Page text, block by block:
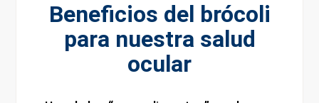
Beneficios del brócoli
para nuestra salud
ocular